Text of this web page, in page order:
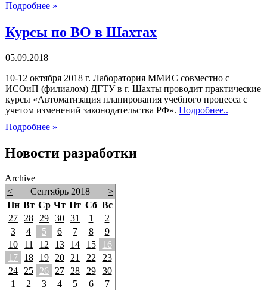
Подробнее »
Курсы по ВО в Шахтах
05.09.2018
10-12 октября 2018 г. Лаборатория ММИС совместно с
ИСОиП (филиалом) ДГТУ в г. Шахты проводит практические
курсы «Автоматизация планирования учебного процесса с
учетом изменений законодательства РФ». Подробнее..
Подробнее »
Новости разработки
Archive
<
Сентябрь 2018
>
Пн Вт Ср Чт Пт Сб Вс
27
28 29 30 31 1
2
3
4 5 6 7 8
9
10
11 12 13 14 15
16
17
18 19 20 21 22
23
24
25 26 27 28 29
30
1
2 3 4 5 6
7